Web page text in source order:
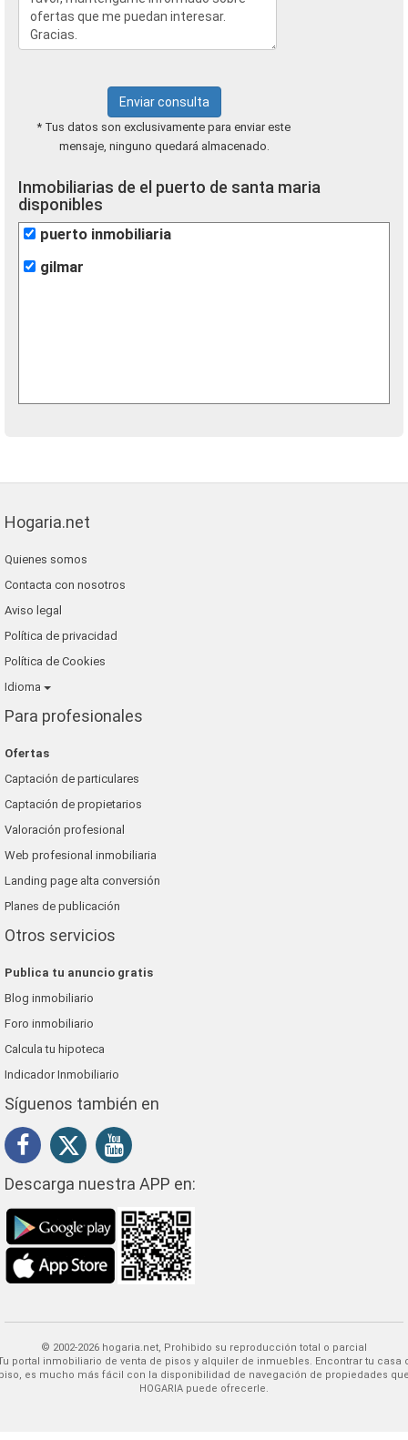
Enviar consulta
* Tus datos son exclusivamente para enviar este
mensaje, ninguno quedará almacenado.
Inmobiliarias de el puerto de santa maria
disponibles
puerto inmobiliaria
gilmar
Hogaria.net
Quienes somos
Contacta con nosotros
Aviso legal
Política de privacidad
Política de Cookies
Idioma
Para profesionales
Ofertas
Captación de particulares
Captación de propietarios
Valoración profesional
Web profesional inmobiliaria
Landing page alta conversión
Planes de publicación
Otros servicios
Publica tu anuncio gratis
Blog inmobiliario
Foro inmobiliario
Calcula tu hipoteca
Indicador Inmobiliario
Síguenos también en
Descarga nuestra APP en:
© 2002-2026 hogaria.net, Prohibido su reproducción total o parcial
Encontrar tu casa o
es mucho más fácil con la disponibilidad de navegación de propiedades
HOGARIA puede ofrecerle.